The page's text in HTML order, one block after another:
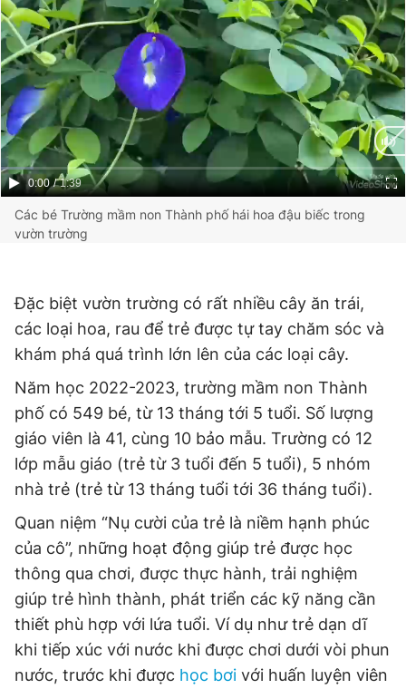
Current
Time
0:00 / Duration
1:39
Các bé Trường mầm non Thành phố hái hoa đậu biếc trong
vườn trường
Đặc biệt vườn trường có rất nhiều cây ăn trái,
các loại hoa, rau để trẻ được tự tay chăm sóc và
khám phá quá trình lớn lên của các loại cây.
Năm học 2022-2023, trường mầm non Thành
phố có 549 bé, từ 13 tháng tới 5 tuổi. Số lượng
giáo viên là 41, cùng 10 bảo mẫu. Trường có 12
lớp mẫu giáo (trẻ từ 3 tuổi đến 5 tuổi), 5 nhóm
nhà trẻ (trẻ từ 13 tháng tuổi tới 36 tháng tuổi).
Quan niệm “Nụ cười của trẻ là niềm hạnh phúc
của cô”, những hoạt động giúp trẻ được học
thông qua chơi, được thực hành, trải nghiệm
giúp trẻ hình thành, phát triển các kỹ năng cần
thiết phù hợp với lứa tuổi. Ví dụ như trẻ dạn dĩ
khi tiếp xúc với nước khi được chơi dưới vòi phun
nước, trước khi được học bơi với huấn luyện viên